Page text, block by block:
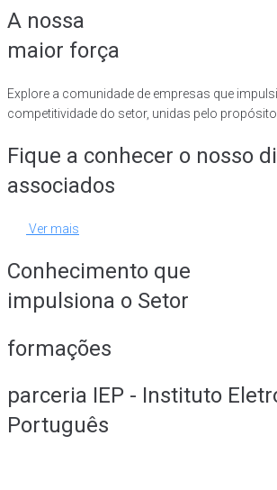
A nossa
maior força
Explore a comunidade de empresas que
competitividade do setor, unidas pelo propósito
Fique a conhecer o nosso
associados
Ver mais
Conhecimento que
impulsiona o Setor
formações
parceria IEP - Instituto
Português